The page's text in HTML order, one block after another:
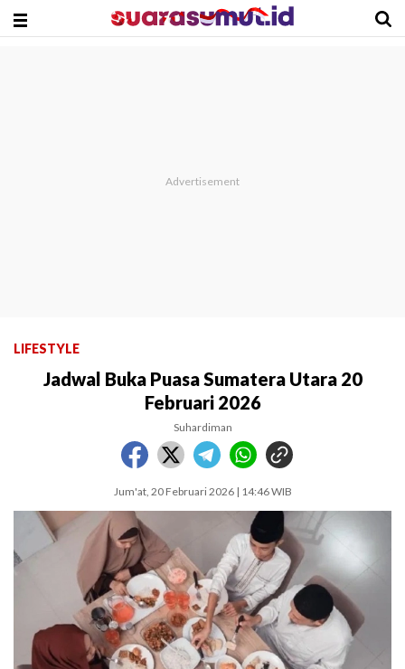
LIFESTYLE
Jadwal Buka Puasa Sumatera Utara 20
Februari 2026
Suhardiman
Jum'at, 20 Februari 2026 | 14:46 WIB